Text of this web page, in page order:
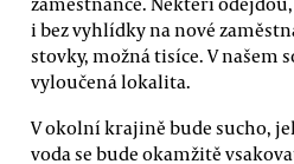
i bez vyhlídky na nové
stovky, možná tisíce. V našem
vyloučená lokalita.
V okolní krajině bude sucho,
voda se bude okamžitě